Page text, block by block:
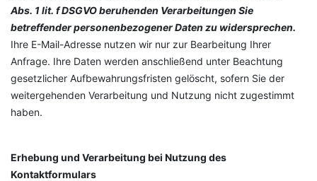
Abs. 1 lit. f DSGVO beruhenden Verarbeitungen Sie
betreffender personenbezogener Daten zu widersprechen.
Ihre E-Mail-Adresse nutzen wir nur zur Bearbeitung Ihrer
Anfrage. Ihre Daten werden anschließend unter Beachtung
gesetzlicher Aufbewahrungsfristen gelöscht, sofern Sie der
weitergehenden Verarbeitung und Nutzung nicht zugestimmt
haben.
Erhebung und Verarbeitung bei Nutzung des
Kontaktformulars